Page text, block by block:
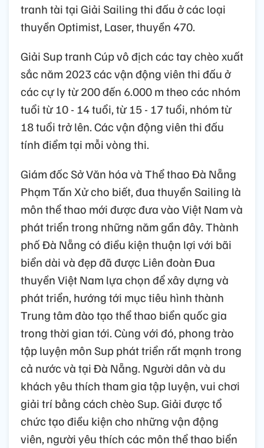
tranh tài tại Giải Sailing thi đấu ở các loại
thuyền Optimist, Laser, thuyền 470.
Giải Sup tranh Cúp vô địch các tay chèo xuất
sắc năm 2023 các vận động viên thi đấu ở
các cự ly từ 200 đến 6.000 m theo các nhóm
tuổi từ 10 - 14 tuổi, từ 15 - 17 tuổi, nhóm từ
18 tuổi trở lên. Các vận động viên thi đấu
tính điểm tại mỗi vòng thi.
Giám đốc Sở Văn hóa và Thể thao Đà Nẵng
Phạm Tấn Xử cho biết, đua thuyền Sailing là
môn thể thao mới được đưa vào Việt Nam và
phát triển trong những năm gần đây. Thành
phố Đà Nẵng có điều kiện thuận lợi với bãi
biển dài và đẹp đã được Liên đoàn Đua
thuyền Việt Nam lựa chọn để xây dựng và
phát triển, hướng tới mục tiêu hình thành
Trung tâm đào tạo thể thao biển quốc gia
trong thời gian tới. Cùng với đó, phong trào
tập luyện môn Sup phát triển rất mạnh trong
cả nước và tại Đà Nẵng. Người dân và du
khách yêu thích tham gia tập luyện, vui chơi
giải trí bằng cách chèo Sup. Giải được tổ
chức tạo điều kiện cho những vận động
viên, người yêu thích các môn thể thao biển